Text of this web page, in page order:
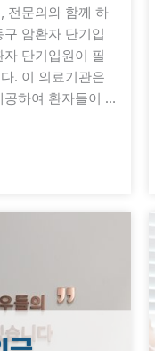
전문의와 함께 하
암환자 단기입
단기입원이 필
. 이 의료기관은
공하여 환자들이 …